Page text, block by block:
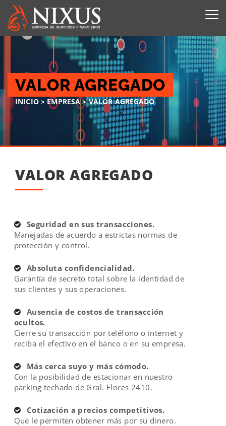
VALOR AGREGADO
INICIO> EMPRESA>VALOR AGREGADO
VALOR AGREGADO
Seguridad en sus transacciones.
Manejadas de acuerdo a estrictas normas de
protección y control.
Absoluta confidencialidad.
Garantía de secreto total sobre la identidad de
sus clientes y sus operaciones.
Ausencia de costos de transacción
ocultos.
Cierre su transacción por teléfono o internet y
reciba el efectivo en el banco o en su empresa.
Más cerca suyo y más cómodo.
Con la posibilidad de estacionar en nuestro
parking techado de Gral. Flores 2410.
Cotización a precios competitivos.
Que le permiten obtener más por su dinero.